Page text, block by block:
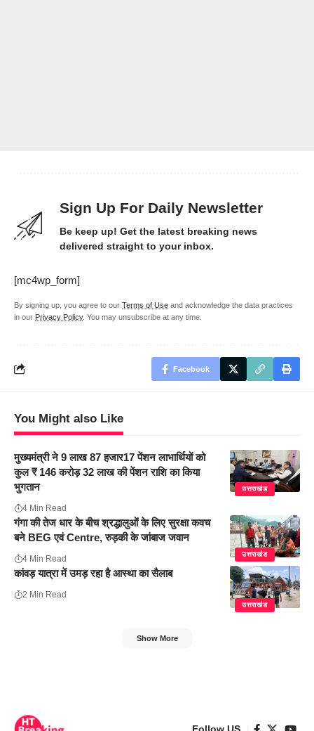
Sign Up For Daily Newsletter
Be keep up! Get the latest breaking news
delivered straight to your inbox.
[mc4wp_form]
By signing up, you agree to our Terms of Use and acknowledge the data practices
in our Privacy Policy. You may unsubscribe at any time.
Facebook
You Might also Like
उत्तराखंड
मुख्यमंत्री ने 9 लाख 87 हजार17 पेंशन लाभार्थियों को
कुल ₹ 146 करोड़ 32 लाख की पेंशन राशि का किया
भुगतान
4 Min Read
उत्तराखंड
गंगा की तेज धार के बीच श्रद्धालुओं के लिए सुरक्षा कवच
बने BEG एवं Centre, रुड़की के जांबाज जवान
4 Min Read
उत्तराखंड
कांवड़ यात्रा में उमड़ रहा है आस्था का सैलाब
2 Min Read
Show More